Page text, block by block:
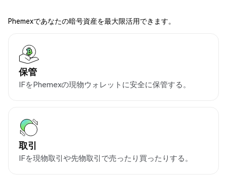
Phemexであなたの暗号資産を最大限活用できます。
保管
IFをPhemexの現物ウォレットに安全に保管する。
取引
IFを現物取引や先物取引で売ったり買ったりする。